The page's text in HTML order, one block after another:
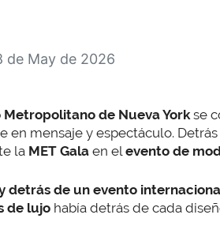
de May de 2026
Metropolitano de Nueva Yorkse
en mensaje y espectáculo.
la MET Gala en elevento de
detrás de un evento
de lujo había detrás de cada